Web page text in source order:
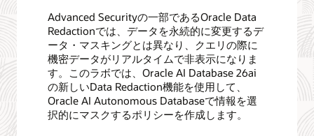
Advanced Securityの一部であるOracle Data
Redactionでは、データを永続的に変更するデ
ータ・マスキングとは異なり、クエリの際に
機密データがリアルタイムで非表示になりま
す。このラボでは、Oracle AI Database 26ai
の新しいData Redaction機能を使用して、
Oracle AI Autonomous Databaseで情報を選
択的にマスクするポリシーを作成します。